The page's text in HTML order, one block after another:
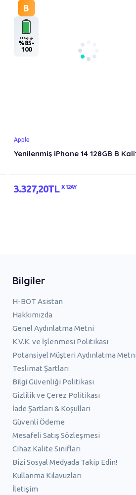
B
Pil Sağlığı
%85-
100
Apple
Yenilenmiş iPhone 14 128GB B
3.327,20TLX 12AY
Bilgiler
H-BOT Asistan
Hakkımızda
Genel Aydınlatma Metni
K.V.K. ve İşlenmesi Politikası
Potansiyel Müşteri Aydınlatma Metni
Teslimat Şartları
Bilgi Güvenliği Politikası
Gizlilik ve Çerez Politikası
İade Şartları & Koşulları
Güvenli Ödeme
Mesafeli Satış Sözleşmesi
Cihaz Kalite Sınıfları
Bizi Sosyal Medyada Takip Edin!
Kullanma Kılavuzları
İletişim